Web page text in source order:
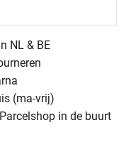
NL & BE
(ma-vrij)
in de buurt